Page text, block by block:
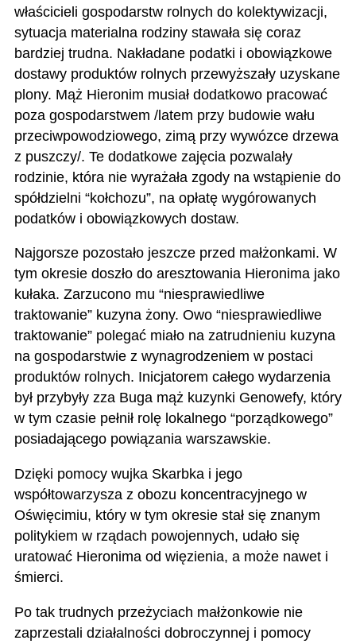
właścicieli gospodarstw rolnych do kolektywizacji,
sytuacja materialna rodziny stawała się coraz
bardziej trudna. Nakładane podatki i obowiązkowe
dostawy produktów rolnych przewyższały uzyskane
plony. Mąż Hieronim musiał dodatkowo pracować
poza gospodarstwem /latem przy budowie wału
przeciwpowodziowego, zimą przy wywózce drzewa
z puszczy/. Te dodatkowe zajęcia pozwalały
rodzinie, która nie wyrażała zgody na wstąpienie do
spółdzielni “kołchozu”, na opłatę wygórowanych
podatków i obowiązkowych dostaw.
Najgorsze pozostało jeszcze przed małżonkami. W
tym okresie doszło do aresztowania Hieronima jako
kułaka. Zarzucono mu “niesprawiedliwe
traktowanie” kuzyna żony. Owo “niesprawiedliwe
traktowanie” polegać miało na zatrudnieniu kuzyna
na gospodarstwie z wynagrodzeniem w postaci
produktów rolnych. Inicjatorem całego wydarzenia
był przybyły zza Buga mąż kuzynki Genowefy, który
w tym czasie pełnił rolę lokalnego “porządkowego”
posiadającego powiązania warszawskie.
Dzięki pomocy wujka Skarbka i jego
współtowarzysza z obozu koncentracyjnego w
Oświęcimiu, który w tym okresie stał się znanym
politykiem w rządach powojennych, udało się
uratować Hieronima od więzienia, a może nawet i
śmierci.
Po tak trudnych przeżyciach małżonkowie nie
zaprzestali działalności dobroczynnej i pomocy